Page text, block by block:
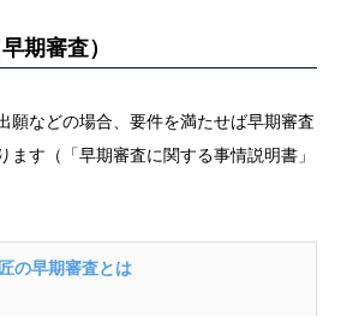
期審査）
願などの場合、要件を満たせば早期審査
ます（「早期審査に関する事情説明書」
の早期審査とは